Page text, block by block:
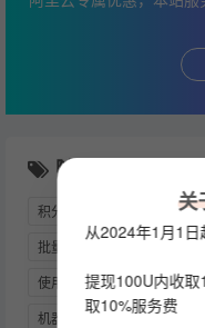
随机推荐
积分空投
批量加人
担保验群
使用教程
电报机器人搭
机器人源码
机器人部署
关
从2024年1月1日
提现100U内收
取10%服务费